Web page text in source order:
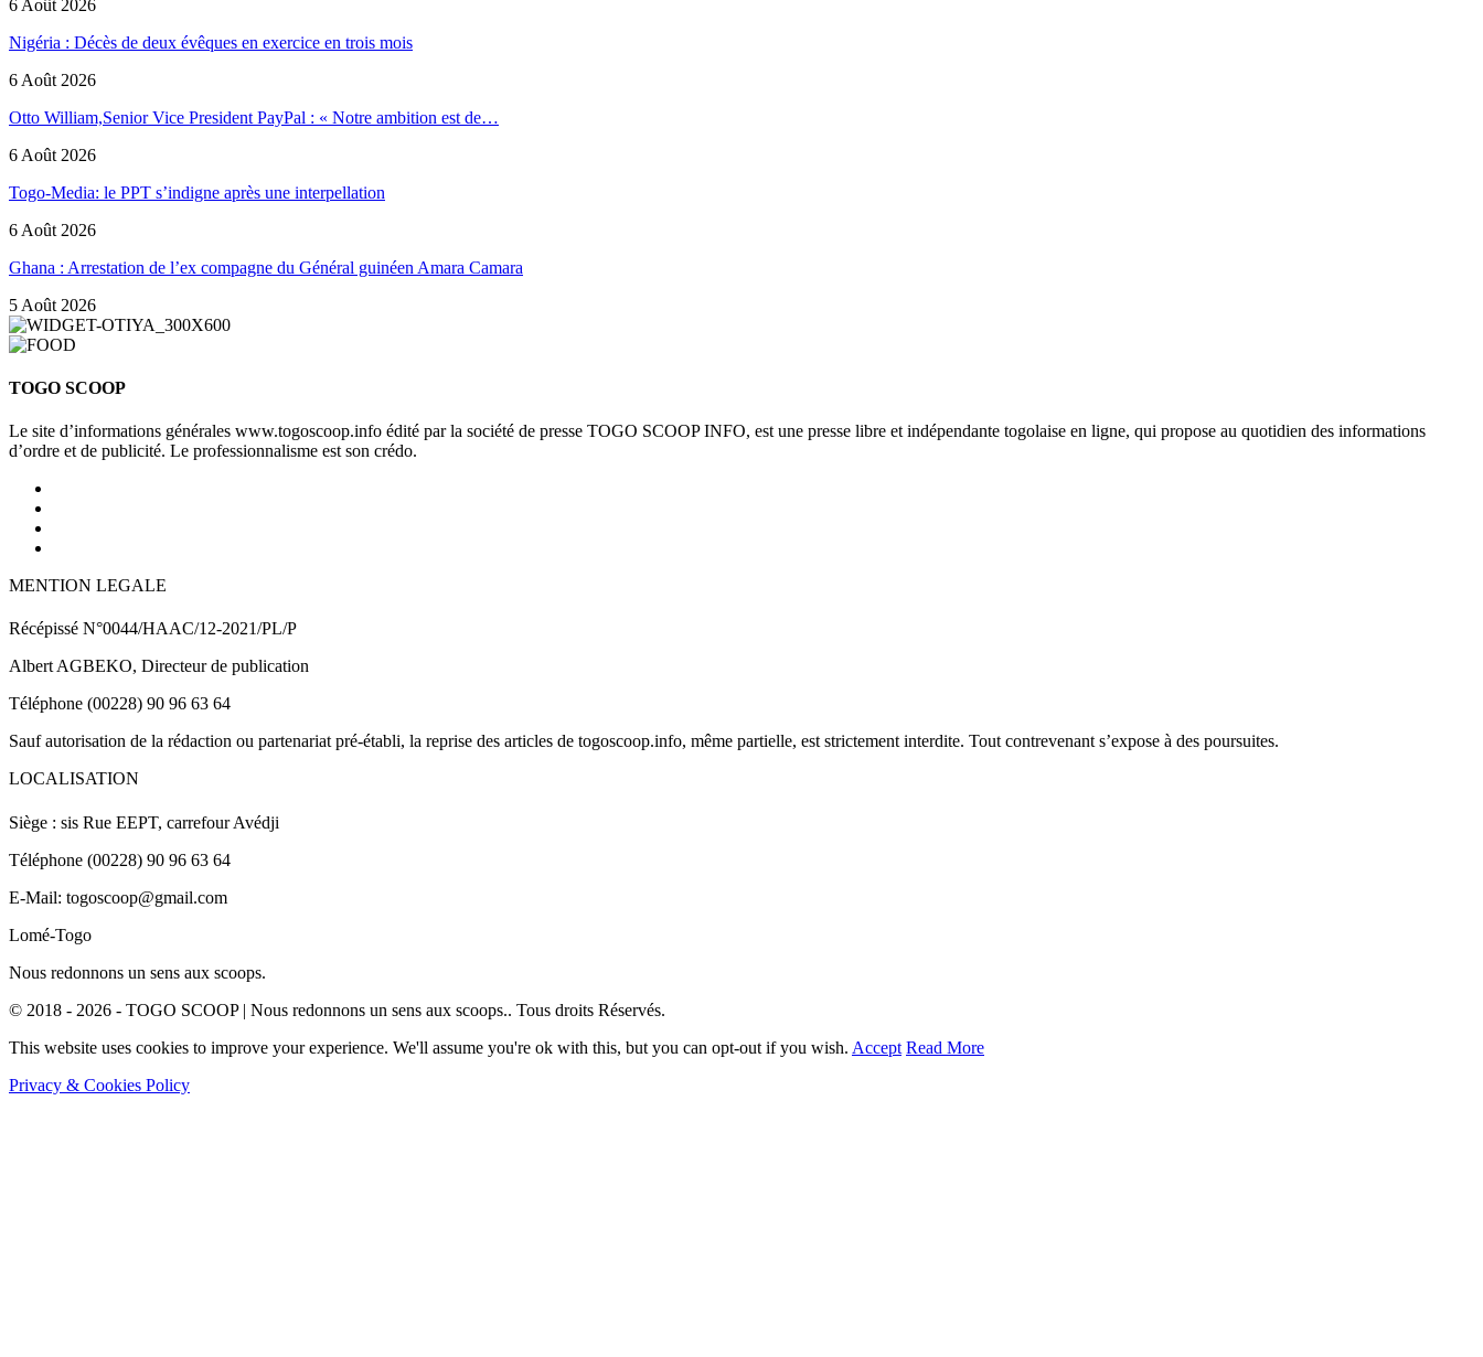
6 Août 2026
Nigéria : Décès de deux évêques en exercice en trois mois
6 Août 2026
Otto William,Senior Vice President PayPal : « Notre ambition est de…
6 Août 2026
Togo-Media: le PPT s’indigne après une interpellation
6 Août 2026
Ghana : Arrestation de l’ex compagne du Général guinéen Amara Camara
5 Août 2026
TOGO SCOOP
Le site d’informations générales www.togoscoop.info édité par la société de presse TOGO SCOOP INFO, est une presse libre et indépendante togolaise en ligne, qui propose au quotidien des informations
d’ordre et de publicité. Le professionnalisme est son crédo.
MENTION LEGALE
Récépissé N°0044/HAAC/12-2021/PL/P
Albert AGBEKO, Directeur de publication
Téléphone (00228) 90 96 63 64
Sauf autorisation de la rédaction ou partenariat pré-établi, la reprise des articles de togoscoop.info, même partielle, est strictement interdite. Tout contrevenant s’expose à des poursuites.
LOCALISATION
Siège : sis Rue EEPT, carrefour Avédji
Téléphone (00228) 90 96 63 64
E-Mail: togoscoop@gmail.com
Lomé-Togo
Nous redonnons un sens aux scoops.
© 2018 - 2026 - TOGO SCOOP | Nous redonnons un sens aux scoops.. Tous droits Réservés.
This website uses cookies to improve your experience. We'll assume you're ok with this, but you can opt-out if you wish. Accept Read More
Privacy & Cookies Policy